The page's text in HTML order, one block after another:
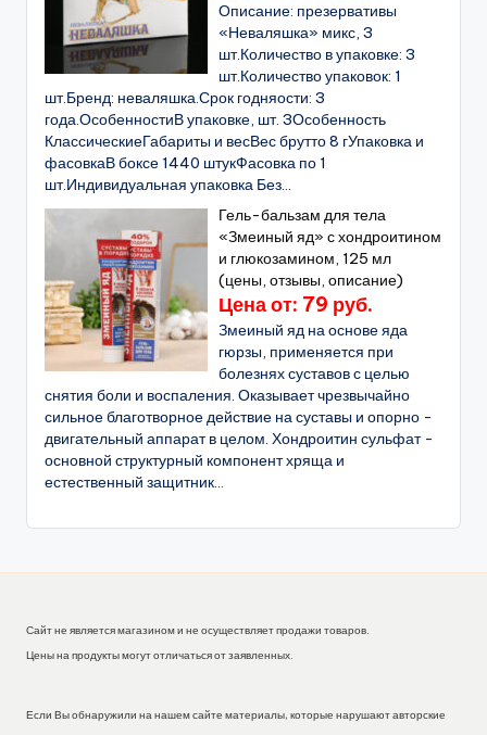
Описание: презервативы
«Неваляшка» микс, 3
шт.Количество в упаковке: 3
шт.Количество упаковок: 1
шт.Бренд: неваляшка.Срок годняости: 3
года.ОсобенностиВ упаковке, шт. 3Особенность
КлассическиеГабариты и весВес брутто 8 гУпаковка и
фасовкаВ боксе 1440 штукФасовка по 1
шт.Индивидуальная упаковка Без...
Гель-бальзам для тела
«Змеиный яд» с хондроитином
и глюкозамином, 125 мл
(цены, отзывы, описание)
Цена от: 79 руб.
Змеиный яд на основе яда
гюрзы, применяется при
болезнях суставов с целью
снятия боли и воспаления. Оказывает чрезвычайно
сильное благотворное действие на суставы и опорно -
двигательный аппарат в целом. Хондроитин сульфат -
основной структурный компонент хряща и
естественный защитник...
Сайт не является магазином и не осуществляет продажи товаров.
Цены на продукты могут отличаться от заявленных.
Если Вы обнаружили на нашем сайте материалы, которые нарушают авторские